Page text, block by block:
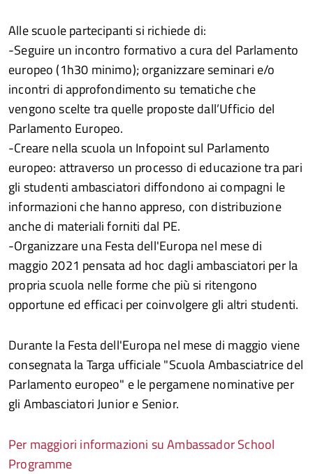
Alle scuole partecipanti si richiede di:
-Seguire un incontro formativo a cura del Parlamento
europeo (1h30 minimo); organizzare seminari e/o
incontri di approfondimento su tematiche che
vengono scelte tra quelle proposte dall’Ufficio del
Parlamento Europeo.
-Creare nella scuola un Infopoint sul Parlamento
europeo: attraverso un processo di educazione tra pari
gli studenti ambasciatori diffondono ai compagni le
informazioni che hanno appreso, con distribuzione
anche di materiali forniti dal PE.
-Organizzare una Festa dell'Europa nel mese di
maggio 2021 pensata ad hoc dagli ambasciatori per la
propria scuola nelle forme che più si ritengono
opportune ed efficaci per coinvolgere gli altri studenti.
Durante la Festa dell'Europa nel mese di maggio viene
consegnata la Targa ufficiale "Scuola Ambasciatrice del
Parlamento europeo" e le pergamene nominative per
gli Ambasciatori Junior e Senior.
Per maggiori informazioni su Ambassador School
Programme